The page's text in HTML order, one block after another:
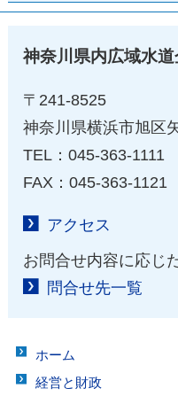
神奈川県内広域水道
〒241-8525
神奈川県横浜市旭区
TEL：045-363-1111
FAX：045-363-1121
アクセス
お問合せ内容に応じ
問合せ先一覧
ホーム
経営と財政